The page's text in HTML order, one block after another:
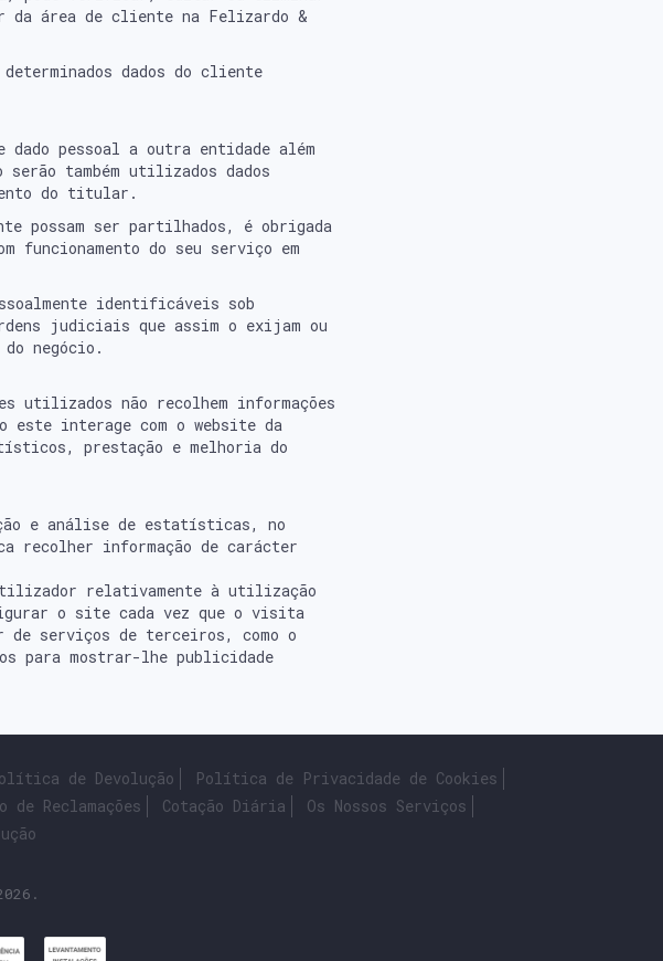
da área de cliente na Felizardo &
dados do cliente
dado pessoal a outra entidade além
serão também utilizados dados
do titular.
possam ser partilhados, é obrigada
funcionamento do seu serviço em
identificáveis ​​sob
judiciais que assim o exijam ou
do negócio.
utilizados não recolhem informações
este interage com o website da
prestação e melhoria do
e análise de estatísticas, no
recolher informação de carácter
relativamente à utilização
o site cada vez que o visita
serviços de terceiros, como o
para mostrar-lhe publicidade
de Devolução
Política de Privacidade de Cookies
de Reclamações Cotação Diária
Os Nossos Serviços